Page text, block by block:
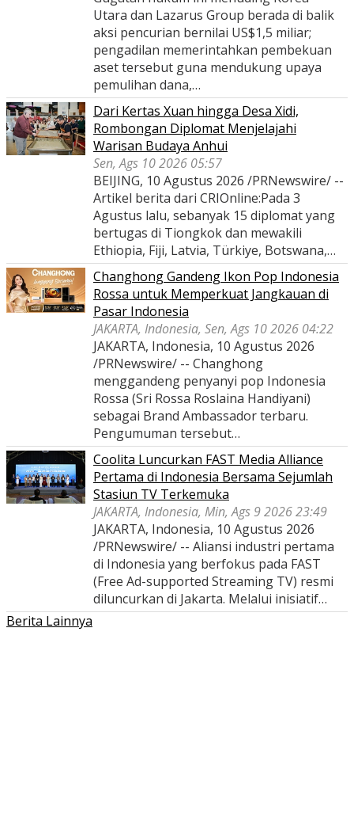
Utara dan Lazarus Group berada di balik
aksi pencurian bernilai US$1,5 miliar;
pengadilan memerintahkan pembekuan
aset tersebut guna mendukung upaya
pemulihan dana,…
Dari Kertas Xuan hingga Desa Xidi,
Rombongan Diplomat Menjelajahi
Warisan Budaya Anhui
Sen, Ags 10 2026 05:57
BEIJING, 10 Agustus 2026 /PRNewswire/ --
Artikel berita dari CRIOnline:Pada 3
Agustus lalu, sebanyak 15 diplomat yang
bertugas di Tiongkok dan mewakili
Ethiopia, Fiji, Latvia, Türkiye, Botswana,…
Changhong Gandeng Ikon Pop Indonesia
Rossa untuk Memperkuat Jangkauan di
Pasar Indonesia
JAKARTA, Indonesia, Sen, Ags 10 2026 04:22
JAKARTA, Indonesia, 10 Agustus 2026
/PRNewswire/ -- Changhong
menggandeng penyanyi pop Indonesia
Rossa (Sri Rossa Roslaina Handiyani)
sebagai Brand Ambassador terbaru.
Pengumuman tersebut…
Coolita Luncurkan FAST Media Alliance
Pertama di Indonesia Bersama Sejumlah
Stasiun TV Terkemuka
JAKARTA, Indonesia, Min, Ags 9 2026 23:49
JAKARTA, Indonesia, 10 Agustus 2026
/PRNewswire/ -- Aliansi industri pertama
di Indonesia yang berfokus pada FAST
(Free Ad-supported Streaming TV) resmi
diluncurkan di Jakarta. Melalui inisiatif…
Berita Lainnya